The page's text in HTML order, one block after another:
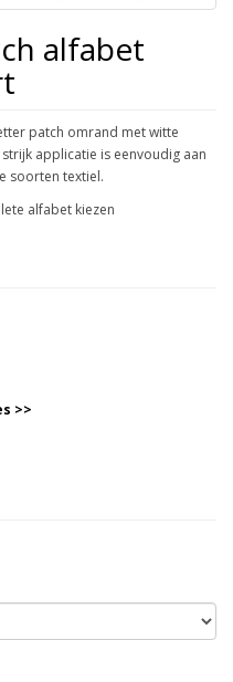
alfabet
patch omrand met witte
applicatie is eenvoudig aan
soorten textiel.
alfabet kiezen
>>